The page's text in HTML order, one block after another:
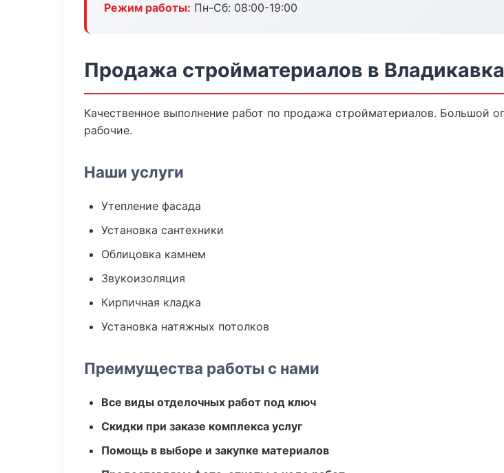
Режим работы: Пн-Сб: 08:00-19:00
Продажа стройматериалов в
Качественное выполнение работ по продажа стройматериалов. Большой
рабочие.
Наши услуги
Утепление фасада
Установка сантехники
Облицовка камнем
Звукоизоляция
Кирпичная кладка
Установка натяжных потолков
Преимущества работы с нами
Все виды отделочных работ под ключ
Скидки при заказе комплекса услуг
Помощь в выборе и закупке материалов